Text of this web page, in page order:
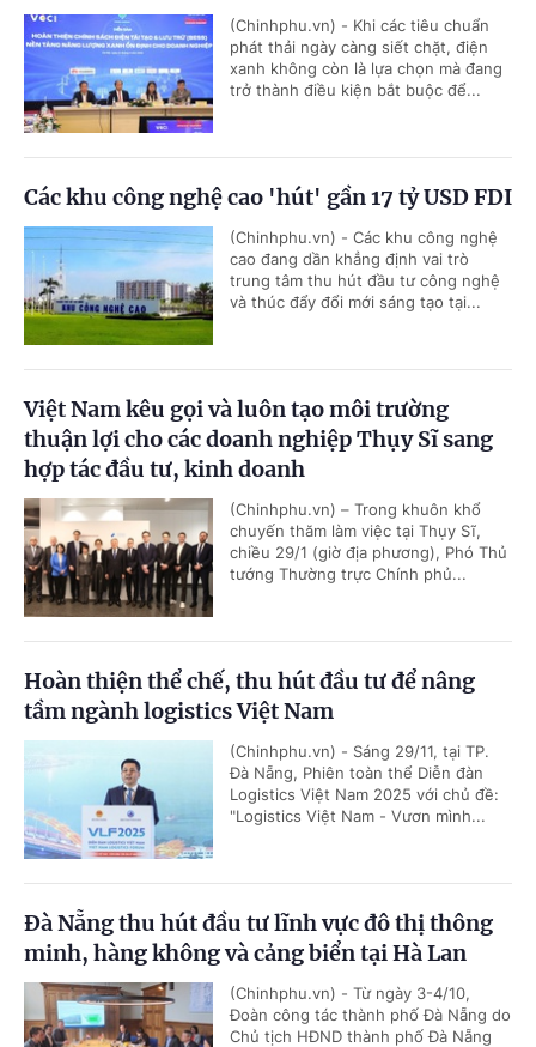
(Chinhphu.vn) - Khi các tiêu chuẩn
phát thải ngày càng siết chặt, điện
xanh không còn là lựa chọn mà đang
trở thành điều kiện bắt buộc để...
Các khu công nghệ cao 'hút' gần 17 tỷ USD FDI
(Chinhphu.vn) - Các khu công nghệ
cao đang dần khẳng định vai trò
trung tâm thu hút đầu tư công nghệ
và thúc đẩy đổi mới sáng tạo tại...
Việt Nam kêu gọi và luôn tạo môi trường
thuận lợi cho các doanh nghiệp Thụy Sĩ sang
hợp tác đầu tư, kinh doanh
(Chinhphu.vn) – Trong khuôn khổ
chuyến thăm làm việc tại Thụy Sĩ,
chiều 29/1 (giờ địa phương), Phó Thủ
tướng Thường trực Chính phủ...
Hoàn thiện thể chế, thu hút đầu tư để nâng
tầm ngành logistics Việt Nam
(Chinhphu.vn) - Sáng 29/11, tại TP.
Đà Nẵng, Phiên toàn thể Diễn đàn
Logistics Việt Nam 2025 với chủ đề:
"Logistics Việt Nam - Vươn mình...
Đà Nẵng thu hút đầu tư lĩnh vực đô thị thông
minh, hàng không và cảng biển tại Hà Lan
(Chinhphu.vn) - Từ ngày 3-4/10,
Đoàn công tác thành phố Đà Nẵng do
Chủ tịch HĐND thành phố Đà Nẵng